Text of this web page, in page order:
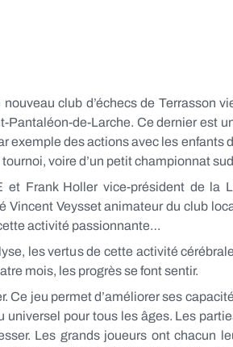
club d’échecs de Terrasson
Pantaléon-de-Larche. Ce dernier est
exemple des actions avec les
tournoi, voire d’un petit championnat
et Frank Holler vice-président de la
Vincent Veysset animateur du club
activité passionnante…
les vertus de cette activité
mois, les progrès se font sentir.
Ce jeu permet d’améliorer ses
universel pour tous les âges. Les
Les grands joueurs ont chacun